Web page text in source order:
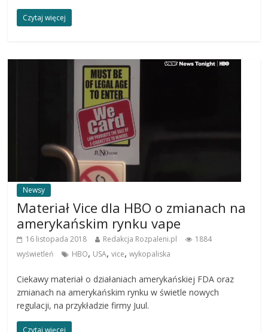
Czytaj więcej
Newsy
Materiał Vice dla HBO o zmianach na
amerykańskim rynku vape
16 listopada 2018 Redakcja Rozpaleni.pl
1884
wyświetleń
HBO, USA,vice,wykopaliska
Ciekawy materiał o działaniach amerykańskiej FDA oraz
zmianach na amerykańskim rynku w świetle nowych
regulacji, na przykładzie firmy Juul.
Czytaj więcej